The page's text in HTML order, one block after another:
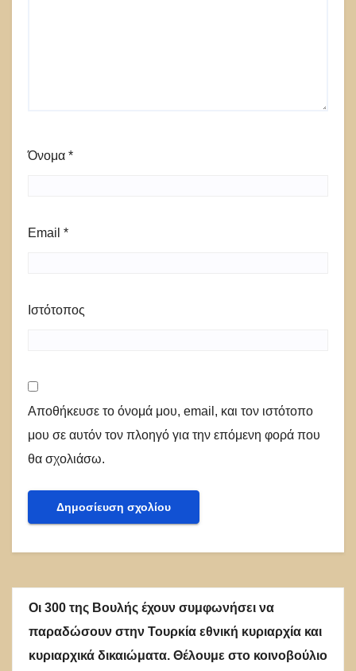
Όνομα *
Email *
Ιστότοπος
Αποθήκευσε το όνομά μου, email, και τον ιστότοπο
μου σε αυτόν τον πλοηγό για την επόμενη φορά που
θα σχολιάσω.
Οι 300 της Βουλής έχουν συμφωνήσει να
παραδώσουν στην Τουρκία εθνική κυριαρχία και
κυριαρχικά δικαιώματα. Θέλουμε στο κοινοβούλιο